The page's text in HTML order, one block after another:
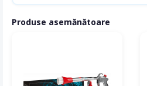
Produse asemănătoare